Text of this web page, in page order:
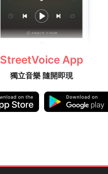
StreetVoice App
獨立音樂 隨開即現